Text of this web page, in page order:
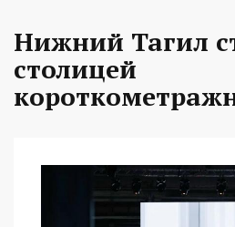
Нижний Тагил
столицей